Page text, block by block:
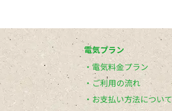
電気プラン
電気料金プラン
ご利用の流れ
お支払い方法について